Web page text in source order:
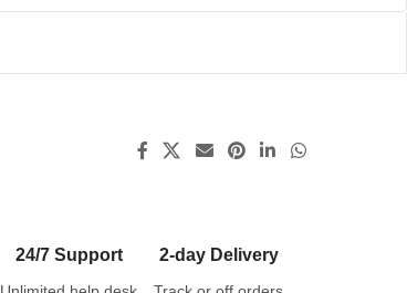
24/7 Support 2-day Delivery